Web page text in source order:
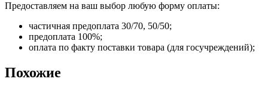
Предоставляем на ваш выбор любую форму оплаты:
частичная предоплата 30/70, 50/50;
предоплата 100%;
оплата по факту поставки товара (для госучреждений);
Похожие